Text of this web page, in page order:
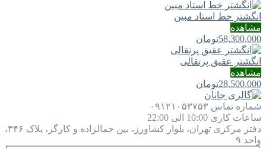
انگشتر خط استاد مبین
مشاهده
58,300,000تومان
انگشتر عقیق پرتقالی
مشاهده
28,500,000تومان
شماره تماس ۰۹۱۲۱۰۵۳۷۵۳
ساعات کاری 10:00 الی 22:00
دفتر مرکزی
تهران، بلوار کشاورز، بین جمالزاده و کارگر، پلاک ۳۴۶،
واحد ۹